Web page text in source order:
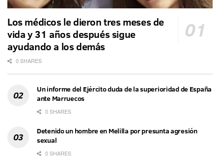
Los médicos le dieron tres meses de
vida y 31 años después sigue
ayudando a los demás
0 SHARES
Un informe del Ejército duda de la superioridad de España
ante Marruecos
0 SHARES
Detenido un hombre en Melilla por presunta agresión
sexual
0 SHARES